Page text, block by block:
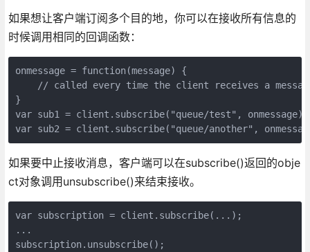
如果想让客户端订阅多个目的地，你可以在接收所有信息的
时候调用相同的回调函数：
onmessage = function(message) {
// called every time the client receives a
}
var sub1 = client.subscribe("queue/test", onmessage);
var sub2 = client.subscribe("queue/another",
如果要中止接收消息，客户端可以在subscribe()返回的obje
ct对象调用unsubscribe()来结束接收。
var subscription = client.subscribe(...);
...
subscription.unsubscribe();